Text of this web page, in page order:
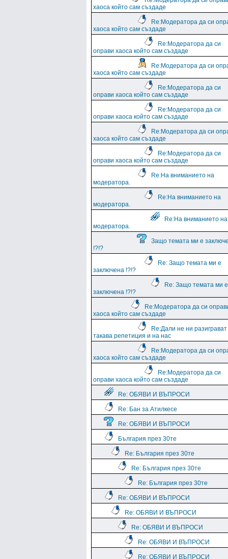
хаоса който сам създаде
Re:Модератора да си
хаоса който сам създаде
Re:Модератора да си
оправи хаоса който сам създаде
Re:Модератора да си
хаоса който сам създаде
Re:Модератора да си
оправи хаоса който сам създаде
Re:Модератора да си
оправи хаоса който сам създаде
Re:Модератора да си
хаоса който сам създаде
Re:Модератора да си
оправи хаоса който сам създаде
Re:На вниманието на
модератора.
Re:На вниманието на
модератора.
Re:На вниманието на
модератора.
Защо темата ми е
!?!?
Re: Защо темата ми е
заключена !?!?
Re: Защо темата ми е
заключена !?!?
Re:Модератора да си
хаоса който сам създаде
Re:Дали не ни разиграват
такава репетиция и на нас
Re:Модератора да си
хаоса който сам създаде
Re:Модератора да си
оправи хаоса който сам създаде
Re: ОБЯВИ И ВЪПРОСИ
Re: Бан за Атилкесе
Re: ОБЯВИ И ВЪПРОСИ
България през 30те
Re: България през 30те
Re: България през 30те
Re: България през 30те
Re: ОБЯВИ И ВЪПРОСИ
Re: ОБЯВИ И ВЪПРОСИ
Re: ОБЯВИ И ВЪПРОСИ
Re: ОБЯВИ И ВЪПРОСИ
Re: ОБЯВИ И ВЪПРОСИ